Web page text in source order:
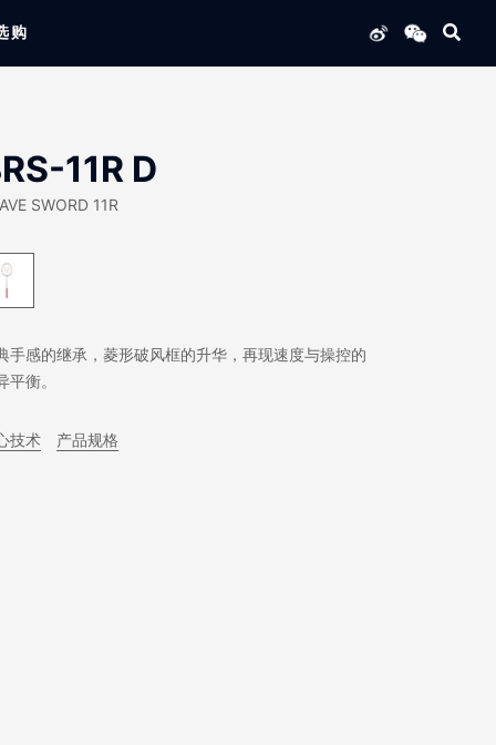
购
11R D
SWORD 11R
手感的继承，菱形破风框的升华，再现速度与操控的
平衡。
技术 产品规格